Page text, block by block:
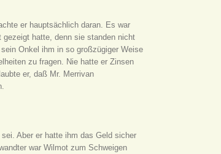
er hauptsächlich daran. Es war
hatte, denn sie standen nicht
Onkel ihm in so großzügiger Weise
zu fragen. Nie hatte er Zinsen
er, daß Mr. Merrivan
Aber er hatte ihm das Geld sicher
war Wilmot zum Schweigen